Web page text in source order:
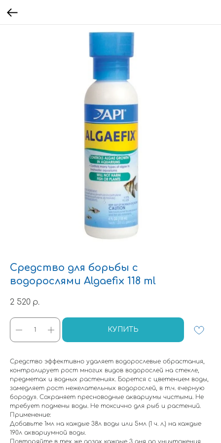
Средство для борьбы с
водорослями Algaefix 118 ml
2 520 р.
КУПИТЬ
Средство эффективно удаляет водорослевые обрастания,
контролирует рост многих видов водорослей на стекле,
предметах и водных растениях. Борется с цветением воды,
замедляет рост нежелательных водорослей, в т.ч. «черную
бороду». Сохраняет пресноводные аквариумы чистыми. Не
требует подмены воды. Не токсично для рыб и растений.
Применение:
Добавьте 1мл на каждые 38л воды или 5мл (1 ч. л.) на каждые
190л аквариумной воды.
Повторяйте в тех же дозах каждые 3 дня до уничтожения